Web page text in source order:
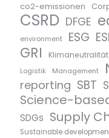
co2-emissionen
CSRD DFGE
environment ESG
GRI Klimaneutralität
Logistik Management
reporting SBT
Science-
SDGs Supply
Sustainable